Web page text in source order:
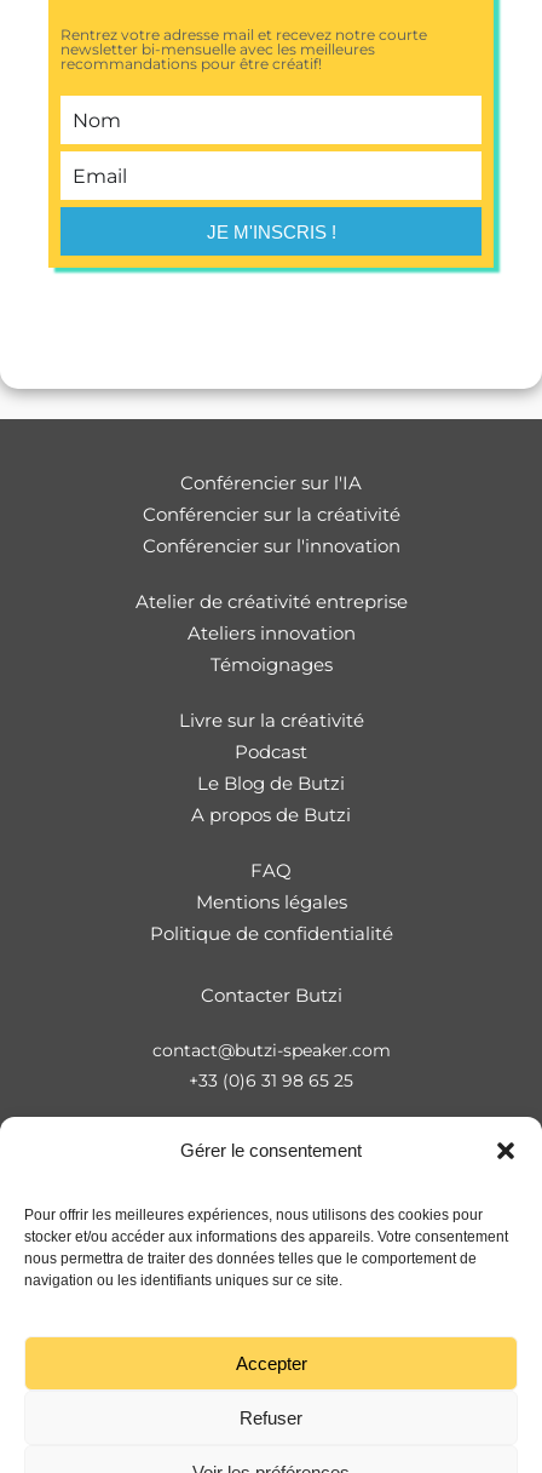
Gérer le consentement
Pour offrir les meilleures expériences, nous utilisons des cookies pour
stocker et/ou accéder aux informations des appareils. Votre consentement
nous permettra de traiter des données telles que le comportement de
navigation ou les identifiants uniques sur ce site.
Accepter
Refuser
Rentrez votre adresse mail et recevez notre courte
newsletter bi-mensuelle avec les meilleures
recommandations pour être créatif!
JE M'INSCRIS !
Conférencier sur l'IA
Conférencier sur la créativité
Conférencier sur l'innovation
Atelier de créativité entreprise
Ateliers innovation
Témoignages
Livre sur la créativité
Podcast
Le Blog de Butzi
A propos de Butzi
FAQ
Mentions légales
Politique de confidentialité
Contacter Butzi
contact@butzi-speaker.com
+33 (0)6 31 98 65 25
© 2025 BUTZI